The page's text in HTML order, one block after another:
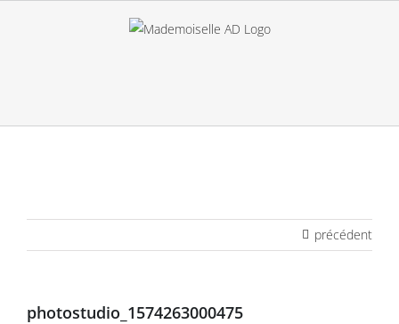
précédent
photostudio_1574263000475